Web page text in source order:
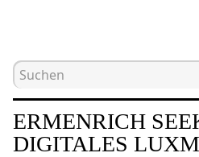
Hauptseite
ERMENRICH
DIGITALES